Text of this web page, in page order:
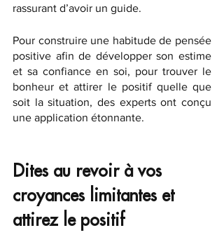
rassurant d’avoir un guide.
Pour construire une habitude de pensée
positive afin de développer son estime
et sa confiance en soi, pour trouver le
bonheur et attirer le positif quelle que
soit la situation, des experts ont conçu
une application étonnante.
Dites au revoir à vos
croyances limitantes et
attirez le positif